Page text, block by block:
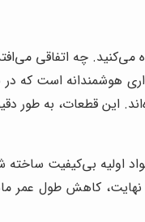
چه اتفاقی
است که در
این قطعات، به طور
اولیه بی‌کیفیت
کاهش طول عمر